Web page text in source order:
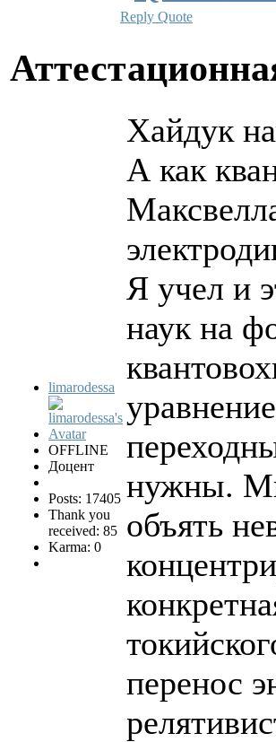
Reply Quote
limarodessa
OFFLINE
Доцент
Posts: 17405
Thank you
received: 85
Karma: 0
Хайдук
А как
Я учел и
наук на
нужны.
объять
перенос